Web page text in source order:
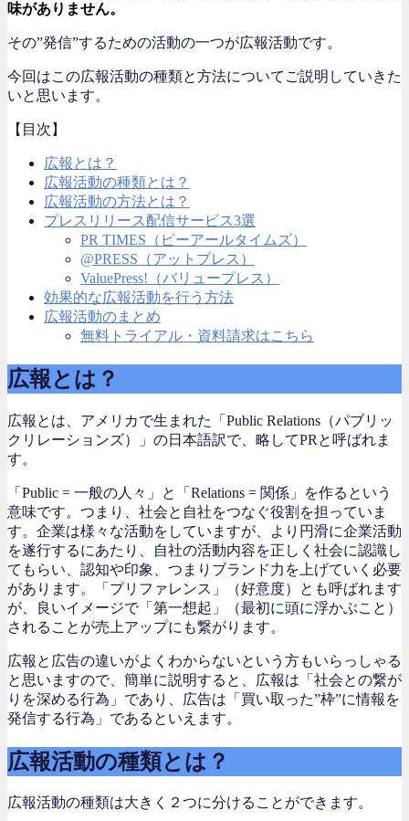
味がありません。
その”発信”するための活動の一つが広報活動です。
今回はこの広報活動の種類と方法についてご説明していきた
いと思います。
【目次】
広報とは？
広報活動の種類とは？
広報活動の方法とは？
プレスリリース配信サービス3選
PR TIMES（ピーアールタイムズ）
@PRESS（アットプレス）
ValuePress!（バリュープレス）
効果的な広報活動を行う方法
広報活動のまとめ
無料トライアル・資料請求はこちら
広報とは？
広報とは、アメリカで生まれた「Public Relations（パブリッ
クリレーションズ）」の日本語訳で、略してPRと呼ばれま
す。
「Public = 一般の人々」と「Relations = 関係」を作るという
意味です。つまり、社会と自社をつなぐ役割を担っていま
す。企業は様々な活動をしていますが、より円滑に企業活動
を遂行するにあたり、自社の活動内容を正しく社会に認識し
てもらい、認知や印象、つまりブランド力を上げていく必要
があります。「プリファレンス」（好意度）とも呼ばれます
が、良いイメージで「第一想起」（最初に頭に浮かぶこと）
されることが売上アップにも繋がります。
広報と広告の違いがよくわからないという方もいらっしゃる
と思いますので、簡単に説明すると、広報は「社会との繋が
りを深める行為」であり、広告は「買い取った”枠”に情報を
発信する行為」であるといえます。
広報活動の種類とは？
広報活動の種類は大きく２つに分けることができます。